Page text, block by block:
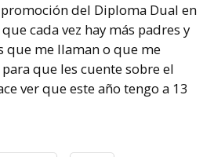
del Diploma Dual en
que cada vez hay más padres y
que me llaman o que me
que les cuente sobre el
ver que este año tengo a 13